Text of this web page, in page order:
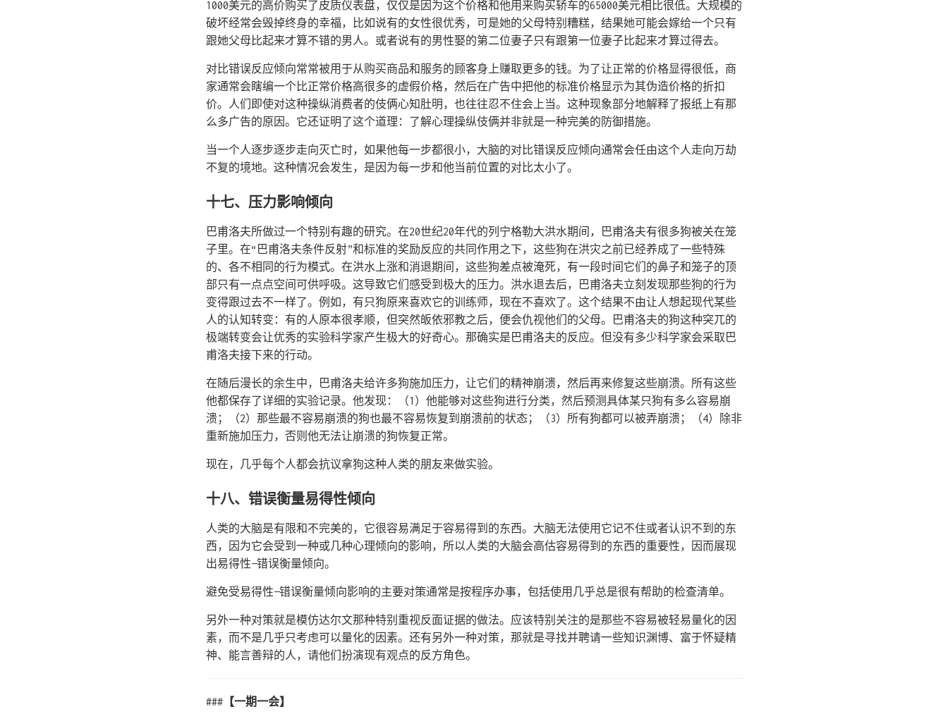
1000美元的高价购买了皮质仪表盘，仅仅是因为这个价格和他用来购买轿车的65000美元相比很低。大规模的
破坏经常会毁掉终身的幸福，比如说有的女性很优秀，可是她的父母特别糟糕，结果她可能会嫁给一个只有
跟她父母比起来才算不错的男人。或者说有的男性娶的第二位妻子只有跟第一位妻子比起来才算过得去。
对比错误反应倾向常常被用于从购买商品和服务的顾客身上赚取更多的钱。为了让正常的价格显得很低，商
家通常会瞎编一个比正常价格高很多的虚假价格，然后在广告中把他的标准价格显示为其伪造价格的折扣
价。人们即使对这种操纵消费者的伎俩心知肚明，也往往忍不住会上当。这种现象部分地解释了报纸上有那
么多广告的原因。它还证明了这个道理：了解心理操纵伎俩并非就是一种完美的防御措施。
当一个人逐步逐步走向灭亡时，如果他每一步都很小，大脑的对比错误反应倾向通常会任由这个人走向万劫
不复的境地。这种情况会发生，是因为每一步和他当前位置的对比太小了。
十七、压力影响倾向
巴甫洛夫所做过一个特别有趣的研究。在20世纪20年代的列宁格勒大洪水期间，巴甫洛夫有很多狗被关在笼
子里。在“巴甫洛夫条件反射”和标准的奖励反应的共同作用之下，这些狗在洪灾之前已经养成了一些特殊
的、各不相同的行为模式。在洪水上涨和消退期间，这些狗差点被淹死，有一段时间它们的鼻子和笼子的顶
部只有一点点空间可供呼吸。这导致它们感受到极大的压力。洪水退去后，巴甫洛夫立刻发现那些狗的行为
变得跟过去不一样了。例如，有只狗原来喜欢它的训练师，现在不喜欢了。这个结果不由让人想起现代某些
人的认知转变：有的人原本很孝顺，但突然皈依邪教之后，便会仇视他们的父母。巴甫洛夫的狗这种突兀的
极端转变会让优秀的实验科学家产生极大的好奇心。那确实是巴甫洛夫的反应。但没有多少科学家会采取巴
甫洛夫接下来的行动。
在随后漫长的余生中，巴甫洛夫给许多狗施加压力，让它们的精神崩溃，然后再来修复这些崩溃。所有这些
他都保存了详细的实验记录。他发现：（1）他能够对这些狗进行分类，然后预测具体某只狗有多么容易崩
溃；（2）那些最不容易崩溃的狗也最不容易恢复到崩溃前的状态；（3）所有狗都可以被弄崩溃；（4）除非
重新施加压力，否则他无法让崩溃的狗恢复正常。
现在，几乎每个人都会抗议拿狗这种人类的朋友来做实验。
十八、错误衡量易得性倾向
人类的大脑是有限和不完美的，它很容易满足于容易得到的东西。大脑无法使用它记不住或者认识不到的东
西，因为它会受到一种或几种心理倾向的影响，所以人类的大脑会高估容易得到的东西的重要性，因而展现
出易得性—错误衡量倾向。
避免受易得性—错误衡量倾向影响的主要对策通常是按程序办事，包括使用几乎总是很有帮助的检查清单。
另外一种对策就是模仿达尔文那种特别重视反面证据的做法。应该特别关注的是那些不容易被轻易量化的因
素，而不是几乎只考虑可以量化的因素。还有另外一种对策，那就是寻找并聘请一些知识渊博、富于怀疑精
神、能言善辩的人，请他们扮演现有观点的反方角色。
### 【一期一会】